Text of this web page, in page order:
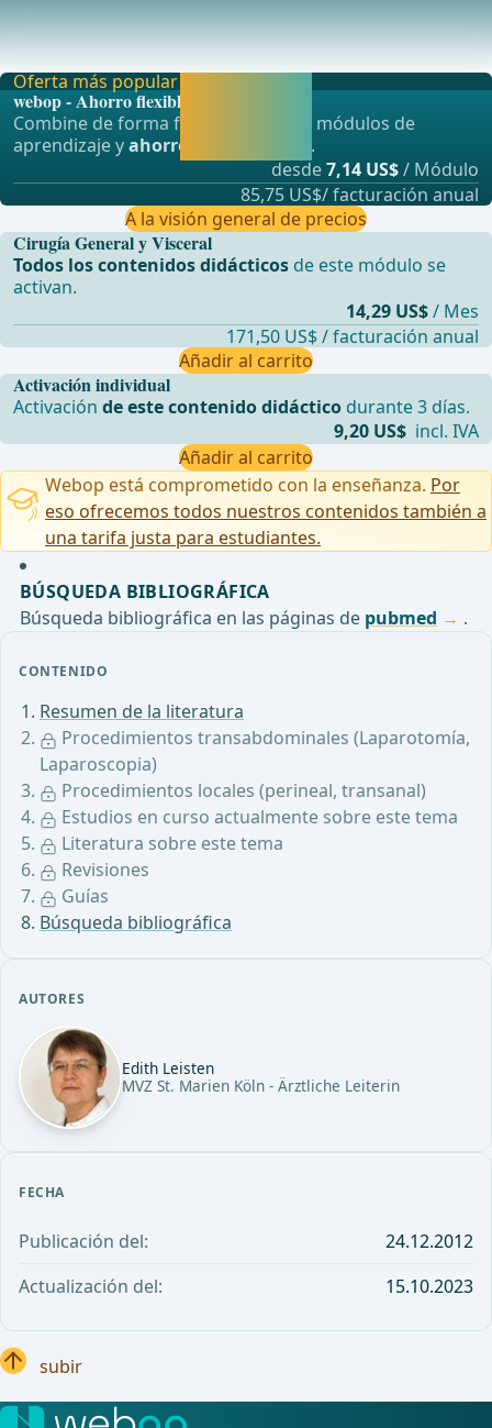
CONTENIDO
Resumen de la literatura
Procedimientos transabdominales (Laparotomía,
Laparoscopia)
Procedimientos locales (perineal, transanal)
Estudios en curso actualmente sobre este tema
Literatura sobre este tema
Revisiones
Guías
Búsqueda bibliográfica
AUTORES
Edith Leisten
MVZ St. Marien Köln - Ärztliche Leiterin
FECHA
Publicación del:
24.12.2012
Actualización del:
15.10.2023
2.1 RectopexiaEl recto se refija en la fascia presacra y, por
lo tanto, se elimina la suspensi&#xF3
Activación individual
Activaciónde este contenido didáctico durante 3 días.
9,20 US$ incl. IVA
Añadir al carrito
Oferta más popular
webop - Ahorro flexible
Combine de forma flexible nuestros módulos de
aprendizaje yahorre hasta un 50% .
desde7,14 US$/ Módulo
85,75 US$/ facturación anual
A la visión general de precios
Cirugía General y Visceral
Todos los contenidos didácticos de este módulo se
activan.
14,29 US$/ Mes
171,50 US$ / facturación anual
Añadir al carrito
Webop está comprometido con la enseñanza. Por
eso ofrecemos todos nuestros contenidos también a
una tarifa justa para estudiantes.
BÚSQUEDA BIBLIOGRÁFICA
Búsqueda bibliográfica en las páginas de pubmed .
subir